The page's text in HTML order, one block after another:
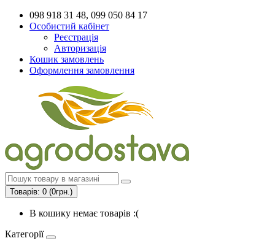
098 918 31 48, 099 050 84 17
Особистий кабінет
Реєстрація
Авторизація
Кошик замовлень
Оформлення замовлення
Товарів: 0 (0грн.)
В кошику немає товарів :(
Категорії